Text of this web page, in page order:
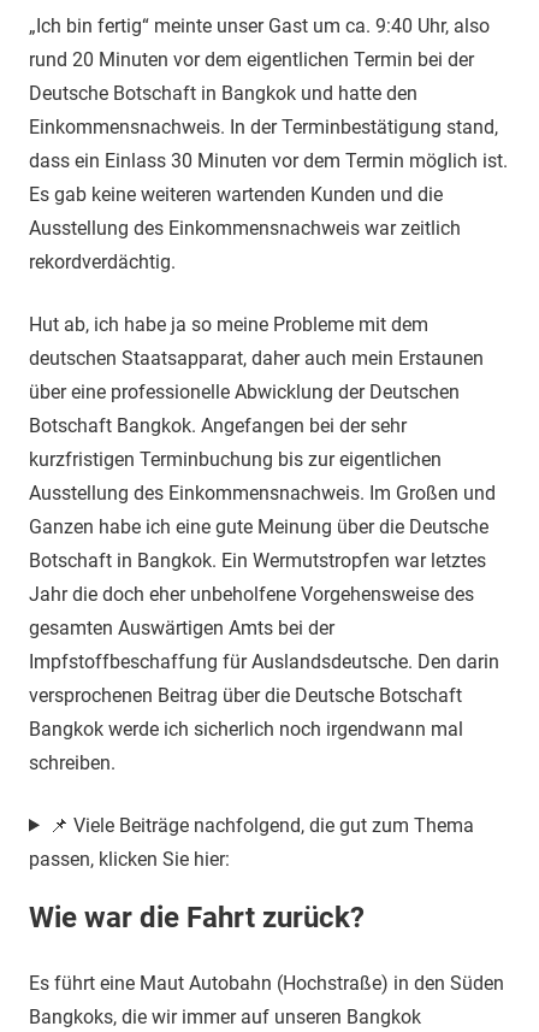
„Ich bin fertig“ meinte unser Gast um ca. 9:40 Uhr, also
rund 20 Minuten vor dem eigentlichen Termin bei der
Deutsche Botschaft in Bangkok und hatte den
Einkommensnachweis. In der Terminbestätigung stand,
dass ein Einlass 30 Minuten vor dem Termin möglich ist.
Es gab keine weiteren wartenden Kunden und die
Ausstellung des Einkommensnachweis war zeitlich
rekordverdächtig.
Hut ab, ich habe ja so meine Probleme mit dem
deutschen Staatsapparat, daher auch mein Erstaunen
über eine professionelle Abwicklung der Deutschen
Botschaft Bangkok. Angefangen bei der sehr
kurzfristigen Terminbuchung bis zur eigentlichen
Ausstellung des Einkommensnachweis. Im Großen und
Ganzen habe ich eine gute Meinung über die Deutsche
Botschaft in Bangkok. Ein Wermutstropfen war letztes
Jahr die doch eher unbeholfene Vorgehensweise des
gesamten Auswärtigen Amts bei der
Impfstoffbeschaffung für Auslandsdeutsche. Den darin
versprochenen Beitrag über die Deutsche Botschaft
Bangkok werde ich sicherlich noch irgendwann mal
schreiben.
📌 Viele Beiträge nachfolgend, die gut zum Thema
passen, klicken Sie hier:
Wie war die Fahrt zurück?
Es führt eine Maut Autobahn (Hochstraße) in den Süden
Bangkoks, die wir immer auf unseren Bangkok